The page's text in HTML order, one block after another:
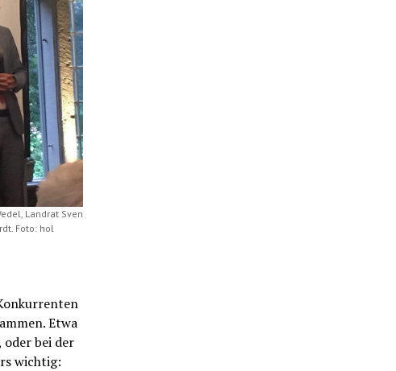
Landrat Sven
Foto: hol
Etwa
oder bei der
wichtig: